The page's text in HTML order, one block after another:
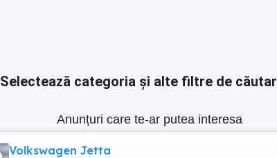
Selectează categoria și alte filtre de
Anunțuri care te-ar putea interesa
Volkswagen Jetta